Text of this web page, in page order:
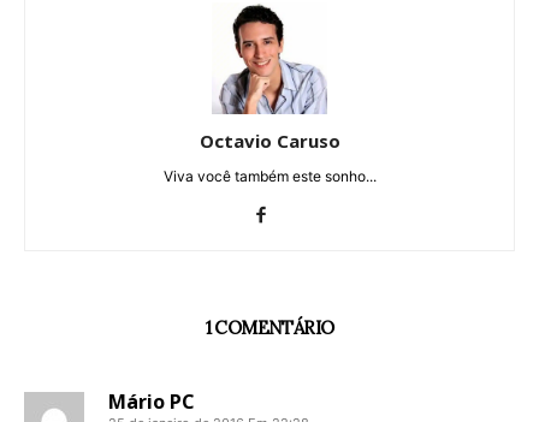
Octavio Caruso
Viva você também este sonho...
1 COMENTÁRIO
Mário PC